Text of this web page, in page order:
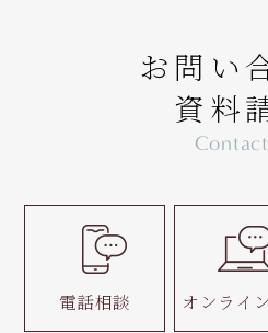
お問い
資料
電話相談 オンライ